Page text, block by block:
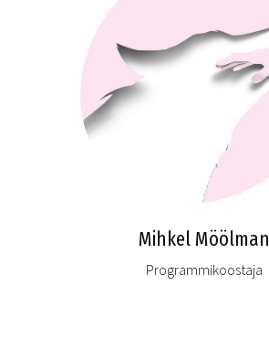
Mihkel Möölman
Programmikoostaja